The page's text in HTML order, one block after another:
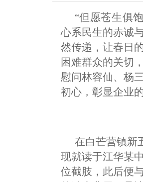
“但愿苍生俱
心系民生的赤诚
然传递，让春日
困难群众的关切
慰问林容仙、杨
初心，彰显企业
在白芒营镇新
现就读于江华某
位截肢，此后便